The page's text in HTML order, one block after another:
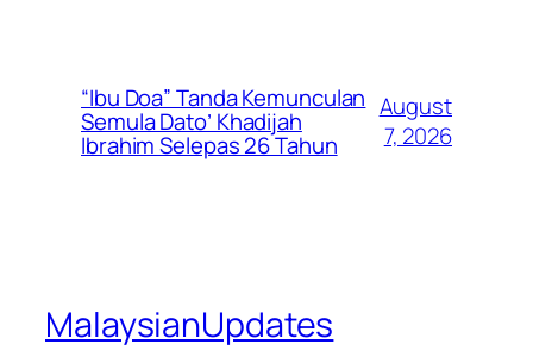
“Ibu Doa” Tanda Kemunculan
Semula Dato’ Khadijah
Ibrahim Selepas 26 Tahun
August
7, 2026
MalaysianUpdates